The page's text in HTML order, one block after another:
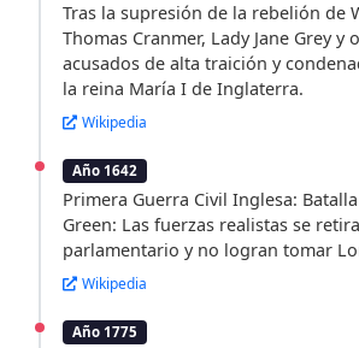
Tras la supresión de la rebelión de
Thomas Cranmer, Lady Jane Grey y
acusados de alta traición y
la reina María I de Inglaterra.
Wikipedia
Año 1642
Primera Guerra Civil Inglesa:
Green: Las fuerzas realistas se
parlamentario y no logran tomar
Wikipedia
Año 1775